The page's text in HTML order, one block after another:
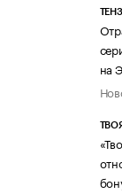
на